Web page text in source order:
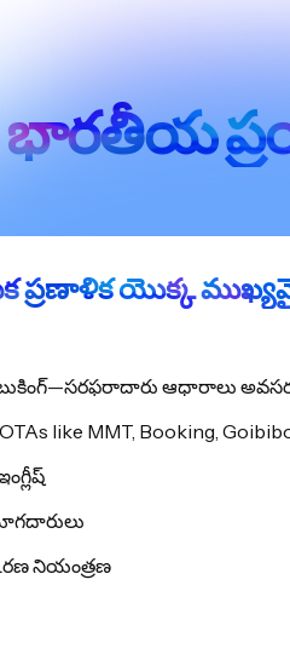
భారతీయ
ప్రణాళిక యొక్క
బుకింగ్—సరఫరాదారు ఆధారాలు
like MMT, Booking,
నియంత్రణ